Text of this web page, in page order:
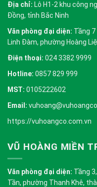
Địa chỉ: Lô H1-2 khu công
Đồng, tỉnh Bắc Ninh
Văn phòng đại diện: Tầng 7
Linh Đàm, phường Hoàng
Điện thoại: 024 3382 9999
Hotline: 0857 829 999
MST: 0105222602
Email:
https://vuhoangco.com.vn
VŨ HOÀNG MIỀN
Văn phòng đại diện: Tầng
Tần, phường Thanh Khê,